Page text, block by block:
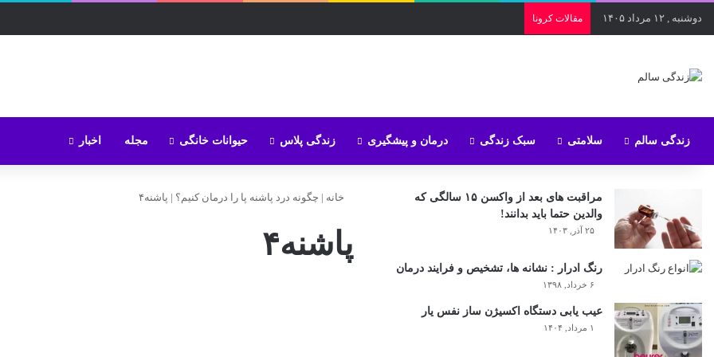
دوشنبه , ۱۲ مرداد ۱۴۰۵ مقالات کرونا
زندگی سالم سلامتی سبک زندگی درمان و پیشگیری زندگی پلاس حیوانات خانگی مجله اخبار
خانه | چگونه درد پاشنه پا را درمان کنیم؟ | پاشنه۴
پاشنه۴
مراقبت های بعد از واکسن ۱۵ سالگی که
والدین حتما باید بدانند!
۲۵ آذر, ۱۴۰۳
رنگ ادرار : نشانه ها، تشخیص و فرایند درمان
۶ خرداد, ۱۳۹۸
عیب یابی دستگاه اکسیژن ساز نفس یار
۱ مرداد, ۱۴۰۴